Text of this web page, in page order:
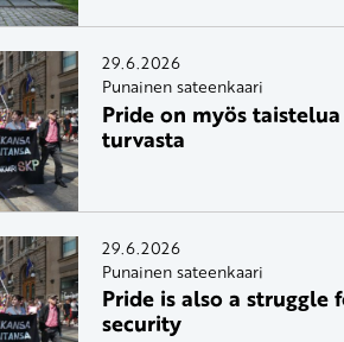
29.6.2026
Punainen sateenkaari
Pride on myös
turvasta
29.6.2026
Punainen sateenkaari
Pride is also a struggle
security